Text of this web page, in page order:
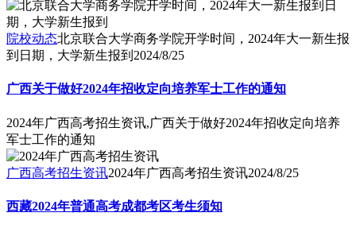
院校动态北京联合大学商务学院开学时间，2024年大一新生报
到日期，大学新生报到 2024/8/25
广西关于做好2024年招收定向培养军士工作的通知
2024年广西高考招生资讯,广西关于做好2024年招收定向培养
军士工作的通知
广西高考招生资讯2024年广西高考招生资讯2024/8/25
西藏2024年普通高考成都考区考生须知